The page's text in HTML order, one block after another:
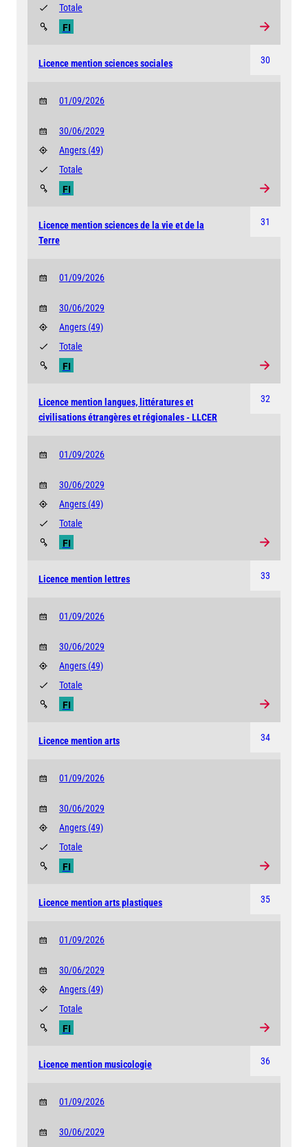
FI
Totale
30
Licence mention sciences sociales
01/09/2026
30/06/2029
Angers (49)
FI
Totale
31
Licence mention sciences de la vie et de la
Terre
01/09/2026
30/06/2029
Angers (49)
FI
Totale
32
Licence mention langues, littératures et
civilisations étrangères et régionales - LLCER
01/09/2026
30/06/2029
Angers (49)
FI
Totale
33
Licence mention lettres
01/09/2026
30/06/2029
Angers (49)
FI
Totale
34
Licence mention arts
01/09/2026
30/06/2029
Angers (49)
FI
Totale
35
Licence mention arts plastiques
01/09/2026
30/06/2029
Angers (49)
FI
Totale
36
Licence mention musicologie
01/09/2026
30/06/2029